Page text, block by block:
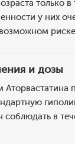
только
у них
и дозы
Аторвастатина
в